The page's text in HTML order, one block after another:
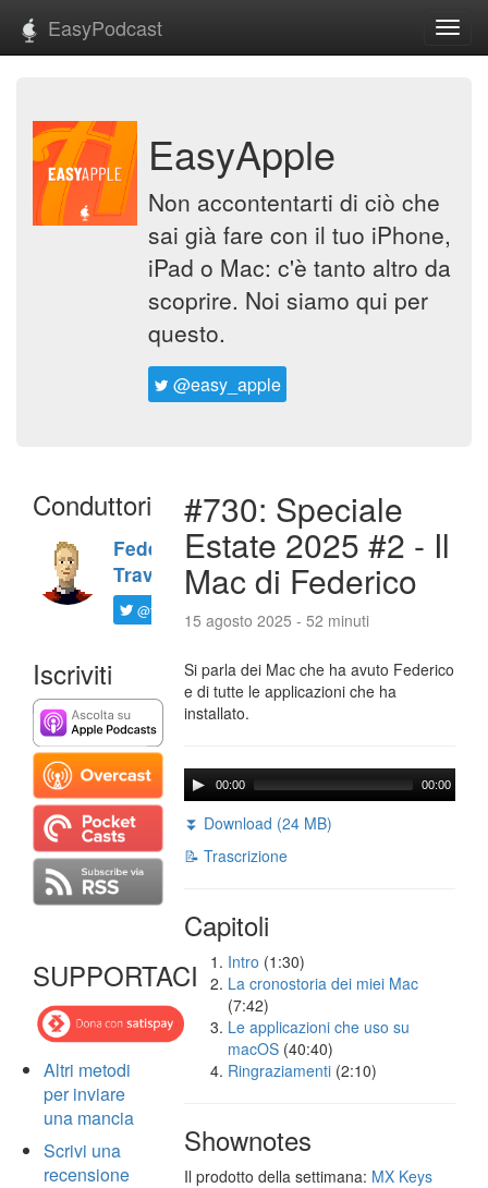
EasyPodcast
EasyApple
Non accontentarti di ciò che
sai già fare con il tuo iPhone,
iPad o Mac: c'è tanto altro da
scoprire. Noi siamo qui per
questo.
@easy_apple
Conduttori
Federico
Travaini
@ftrava
Iscriviti
SUPPORTACI
Altri metodi
per inviare
una mancia
Scrivi una
recensione
#730: Speciale
Estate 2025 #2 - Il
Mac di Federico
15 agosto 2025 - 52 minuti
Si parla dei Mac che ha avuto Federico
e di tutte le applicazioni che ha
installato.
00:00 00:00
⏬ Download (24 MB)
📝 Trascrizione
Capitoli
Intro (1:30)
La cronostoria dei miei Mac
(7:42)
Le applicazioni che uso su
macOS (40:40)
Ringraziamenti (2:10)
Shownotes
Il prodotto della settimana: MX Keys